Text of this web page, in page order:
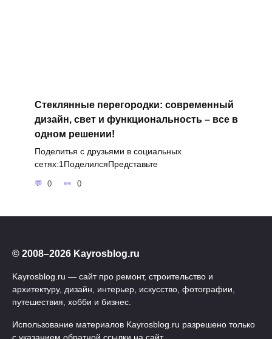
Стеклянные перегородки: современный
дизайн, свет и функциональность – все в
одном решении!
Поделитья с друзьями в социальных
сетях:1ПоделилсяПредставьте
0 0
© 2008–2026 Kayrosblog.ru
Kayrosblog.ru — сайт про ремонт, строительство и
архитектуру, дизайн, интерьер, искусство, фотографии,
путешествия, хобби и бизнес.
Использование материалов Kayrosblog.ru разрешено только
с указанием обратной ссылки на сайт.